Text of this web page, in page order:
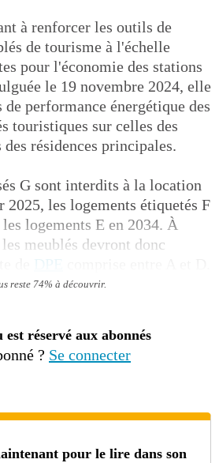
à renforcer les outils de
de tourisme à l'échelle
pour l'économie des stations
le 19 novembre 2024, elle
performance énergétique des
touristiques sur celles des
résidences principales.
G sont interdits à la location
2025, les logements étiquetés F
logements E en 2034. À
meublés devront donc
DPE
reste 74% à découvrir.
est réservé aux abonnés
? Se connecter
pour le lire dans son